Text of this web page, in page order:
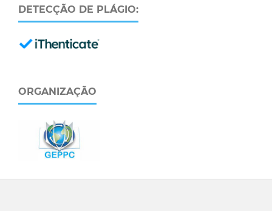
DETECÇÃO DE PLÁGIO:
ORGANIZAÇÃO